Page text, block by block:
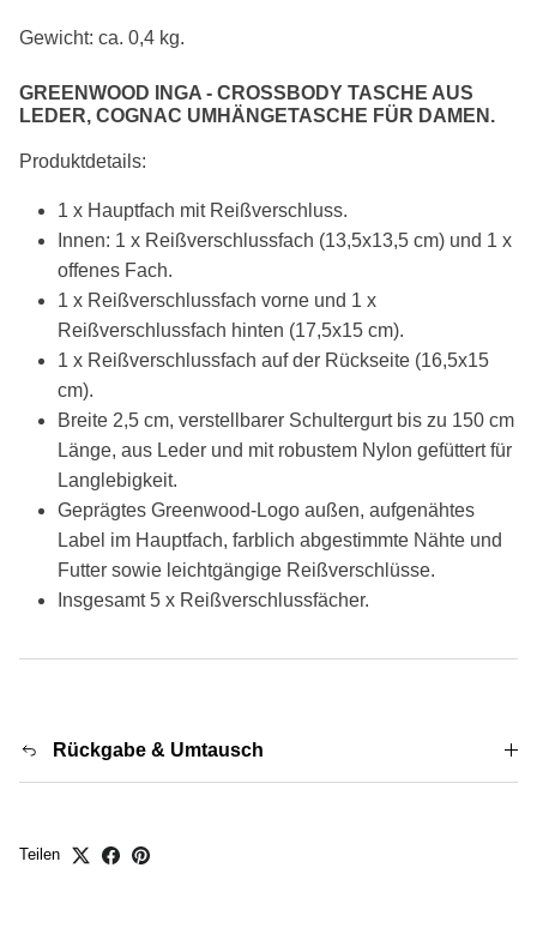
Gewicht: ca. 0,4 kg.
GREENWOOD INGA - CROSSBODY TASCHE AUS
LEDER, COGNAC UMHÄNGETASCHE FÜR DAMEN.
Produktdetails:
1 x Hauptfach mit Reißverschluss.
Innen: 1 x Reißverschlussfach (13,5x13,5 cm) und 1 x
offenes Fach.
1 x Reißverschlussfach vorne und 1 x
Reißverschlussfach hinten (17,5x15 cm).
1 x Reißverschlussfach auf der Rückseite (16,5x15
cm).
Breite 2,5 cm, verstellbarer Schultergurt bis zu 150 cm
Länge, aus Leder und mit robustem Nylon gefüttert für
Langlebigkeit.
Geprägtes Greenwood-Logo außen, aufgenähtes
Label im Hauptfach, farblich abgestimmte Nähte und
Futter sowie leichtgängige Reißverschlüsse.
Insgesamt 5 x Reißverschlussfächer.
Rückgabe & Umtausch
Teilen